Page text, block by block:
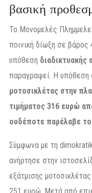
βασική
Το Μονομελές
ποινική δίωξη σε βάρος
υπόθεση διαδικτυακής
παραγραφεί. Η υπόθεση
μοτοσικλέτας στην
τιμήματος 316 ευρώ
ουδέποτε παρέλαβε
Σύμφωνα με τη
ανήρτησε στην
εξάτμισης